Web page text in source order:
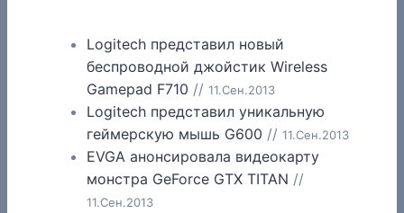
Logitech представил новый
беспроводной джойстик Wireless
Gamepad F710 // 11.Сен.2013
Logitech представил уникальную
геймерскую мышь G600 // 11.Сен.2013
EVGA анонсировала видеокарту
монстра GeForce GTX TITAN //
11.Сен.2013